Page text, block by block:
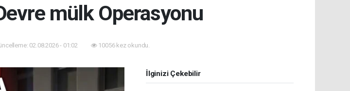
mülk Operasyonu
02.08.2026 - 01:02 10056 kez okundu.
İlginizi Çekebilir